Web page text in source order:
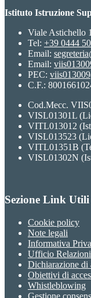
Istituto Istruzione
Viale Astichello
Tel: +39 0444
Email:
Email:
PEC:
C.F.:
Cod.Mecc.
VISL01301L
VITL013012
VISL013523
VITL01351B
VISL01302N
Sezione Link Utili
Cookie policy
Note legali
Informativa
Ufficio
Dichiarazione di
Obiettivi di
Whistleblowing
Gestione